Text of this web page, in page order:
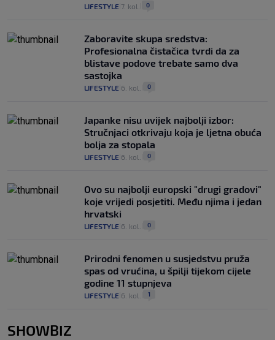
LIFESTYLE 7. kol. 0
Zaboravite skupa sredstva:
Profesionalna čistačica tvrdi da za
blistave podove trebate samo dva
sastojka
LIFESTYLE 6. kol. 0
Japanke nisu uvijek najbolji izbor:
Stručnjaci otkrivaju koja je ljetna obuća
bolja za stopala
LIFESTYLE 6. kol. 0
Ovo su najbolji europski "drugi gradovi"
koje vrijedi posjetiti. Među njima i jedan
hrvatski
LIFESTYLE 6. kol. 0
Prirodni fenomen u susjedstvu pruža
spas od vrućina, u špilji tijekom cijele
godine 11 stupnjeva
LIFESTYLE 6. kol. 1
SHOWBIZ